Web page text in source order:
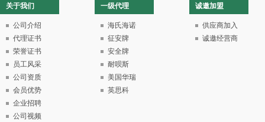
关于我们
公司介绍
代理证书
荣誉证书
员工风采
公司资质
会员优势
企业招聘
公司视频
一级代理
海氏海诺
征安牌
安全牌
耐呗斯
美国华瑞
英思科
诚邀加盟
供应商加入
诚邀经营商